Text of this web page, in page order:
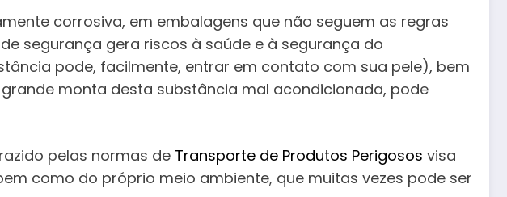
corrosiva, em embalagens que não seguem as regras
segurança gera riscos à saúde e à segurança do
pode, facilmente, entrar em contato com sua pele), bem
monta desta substância mal acondicionada, pode
pelas normas de Transporte de Produtos Perigosos visa
como do próprio meio ambiente, que muitas vezes pode ser